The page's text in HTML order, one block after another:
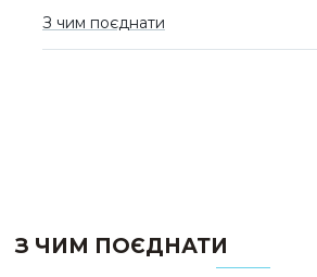
З чим поєднати
З ЧИМ ПОЄДНАТИ